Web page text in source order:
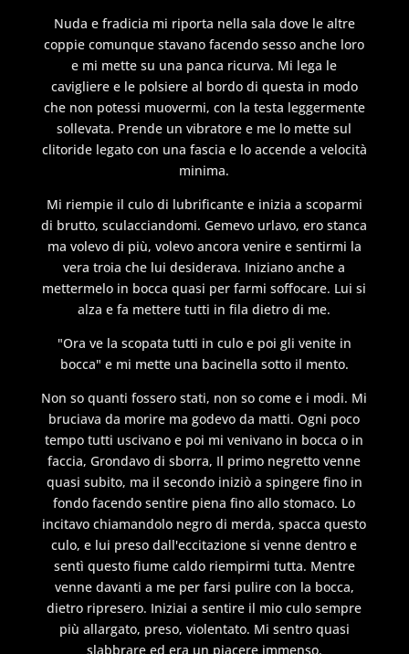
Nuda e fradicia mi riporta nella sala dove le altre
coppie comunque stavano facendo sesso anche loro
e mi mette su una panca ricurva. Mi lega le
cavigliere e le polsiere al bordo di questa in modo
che non potessi muovermi, con la testa leggermente
sollevata. Prende un vibratore e me lo mette sul
clitoride legato con una fascia e lo accende a velocità
minima.
Mi riempie il culo di lubrificante e inizia a scoparmi
di brutto, sculacciandomi. Gemevo urlavo, ero stanca
ma volevo di più, volevo ancora venire e sentirmi la
vera troia che lui desiderava. Iniziano anche a
mettermelo in bocca quasi per farmi soffocare. Lui si
alza e fa mettere tutti in fila dietro di me.
"Ora ve la scopata tutti in culo e poi gli venite in
bocca" e mi mette una bacinella sotto il mento.
Non so quanti fossero stati, non so come e i modi. Mi
bruciava da morire ma godevo da matti. Ogni poco
tempo tutti uscivano e poi mi venivano in bocca o in
faccia, Grondavo di sborra, Il primo negretto venne
quasi subito, ma il secondo iniziò a spingere fino in
fondo facendo sentire piena fino allo stomaco. Lo
incitavo chiamandolo negro di merda, spacca questo
culo, e lui preso dall'eccitazione si venne dentro e
sentì questo fiume caldo riempirmi tutta. Mentre
venne davanti a me per farsi pulire con la bocca,
dietro ripresero. Iniziai a sentire il mio culo sempre
più allargato, preso, violentato. Mi sentro quasi
slabbrare ed era un piacere immenso.